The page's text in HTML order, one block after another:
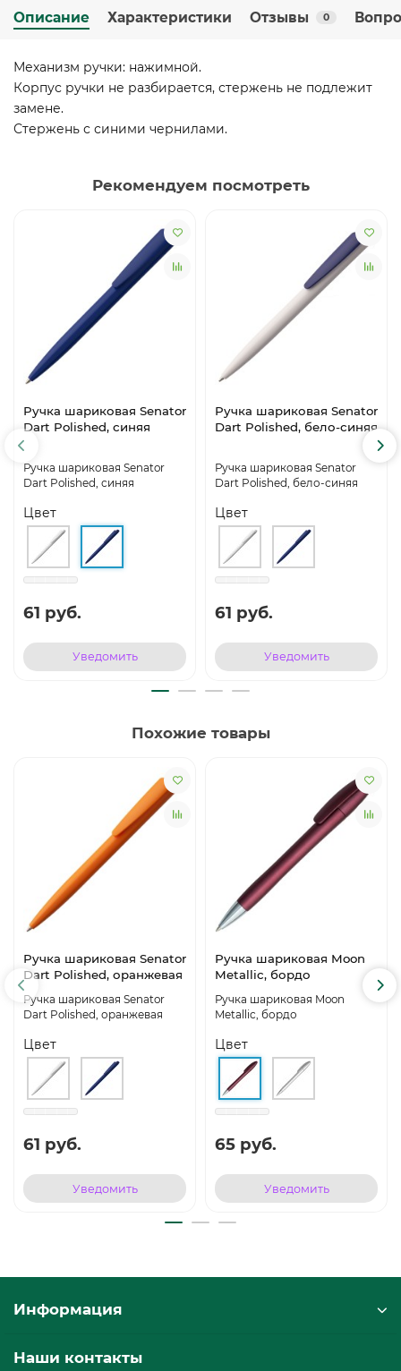
Описание Характеристики Отзывы 0
Механизм ручки: нажимной.
Корпус ручки не разбирается, стержень не подлежит
замене.
Стержень с синими чернилами.
Рекомендуем посмотреть
Ручка шариковая Senator
Dart Polished, синяя
Ручка шариковая Senator
Dart Polished, синяя
Цвет
61 руб.
Уведомить
Ручка шариковая Senator
Dart Polished, бело-синяя
Ручка шариковая Senator
Dart Polished, бело-синяя
Цвет
61 руб.
Уведомить
Похожие товары
Ручка шариковая Senator
Dart Polished, оранжевая
Ручка шариковая Senator
Dart Polished, оранжевая
Цвет
61 руб.
Уведомить
Ручка шариковая Moon
Metallic, бордо
Ручка шариковая Moon
Metallic, бордо
Цвет
65 руб.
Уведомить
Информация
Наши контакты